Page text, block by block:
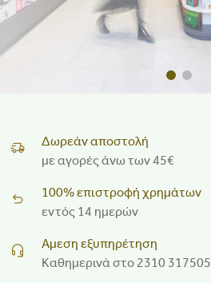
Δωρεάν αποστολή
με αγορές άνω των 45€
100% επιστροφή χρημάτων
εντός 14 ημερών
Αμεση εξυπηρέτηση
Καθημερινά στο 2310 317505